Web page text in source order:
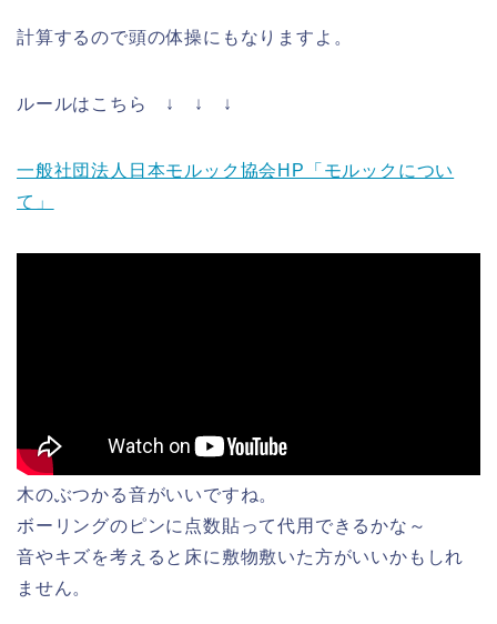
計算するので頭の体操にもなりますよ。
ルールはこちら ↓ ↓ ↓
一般社団法人日本モルック協会HP「モルックについ
て」
木のぶつかる音がいいですね。
ボーリングのピンに点数貼って代用できるかな～
音やキズを考えると床に敷物敷いた方がいいかもしれ
ません。